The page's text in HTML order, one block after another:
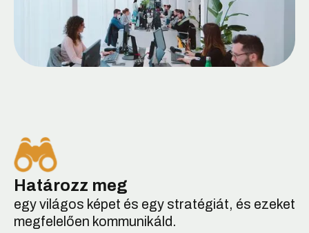
Határozz meg
egy világos képet és egy stratégiát, és ezeket
megfelelően kommunikáld.